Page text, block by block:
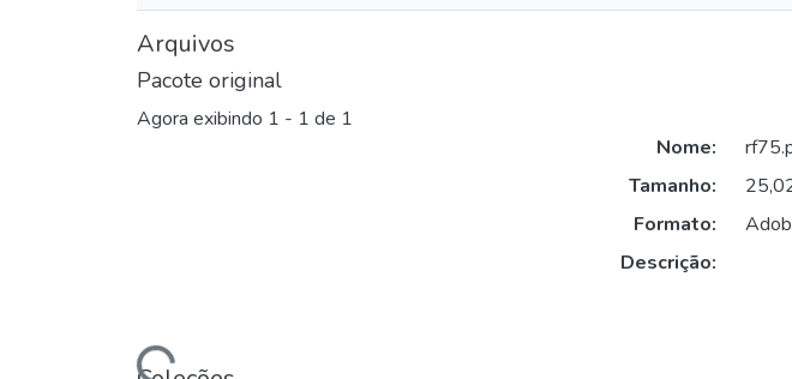
Arquivos
Pacote original
Agora exibindo 1 - 1 de 1
Carregando...
Nome:
Tamanho:
Formato:
Descrição: